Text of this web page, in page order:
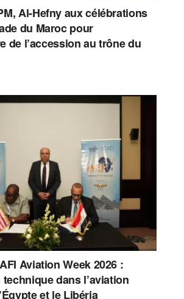
Al-Hefny aux célébrations
du Maroc pour
de l’accession au trône du
Aviation Week 2026 :
dans l’aviation
et le Libéria